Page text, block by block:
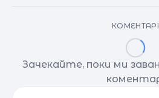
КОМЕНТАРІ
Зачекайте, поки ми